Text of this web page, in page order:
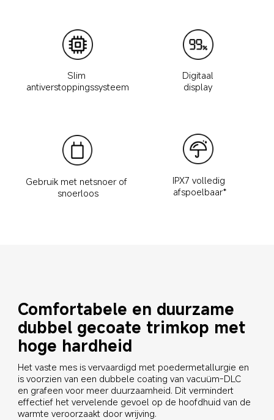
Slim
antiverstoppingssysteem
Digitaal
display
Gebruik met netsnoer of
snoerloos
IPX7 volledig
afspoelbaar*
Comfortabele en duurzame
dubbel gecoate trimkop met
hoge hardheid
Het vaste mes is vervaardigd met poedermetallurgie en
is voorzien van een dubbele coating van vacuüm-DLC
en grafeen voor meer duurzaamheid. Dit vermindert
effectief het vervelende gevoel op de hoofdhuid van de
warmte veroorzaakt door wrijving.